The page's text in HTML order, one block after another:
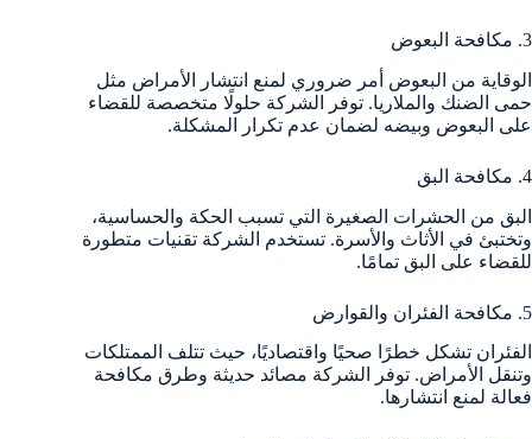
3. مكافحة البعوض
الوقاية من البعوض أمر ضروري لمنع انتشار الأمراض مثل
حمى الضنك والملاريا. توفر الشركة حلولًا متخصصة للقضاء
على البعوض وبيضه لضمان عدم تكرار المشكلة.
4. مكافحة البق
البق من الحشرات الصغيرة التي تسبب الحكة والحساسية،
وتختبئ في الأثاث والأسرة. تستخدم الشركة تقنيات متطورة
للقضاء على البق تمامًا.
5. مكافحة الفئران والقوارض
الفئران تشكل خطرًا صحيًا واقتصاديًا، حيث تتلف الممتلكات
وتنقل الأمراض. توفر الشركة مصائد حديثة وطرق مكافحة
فعالة لمنع انتشارها.